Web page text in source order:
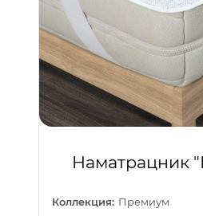
Наматрацник
Коллекция: Премиум